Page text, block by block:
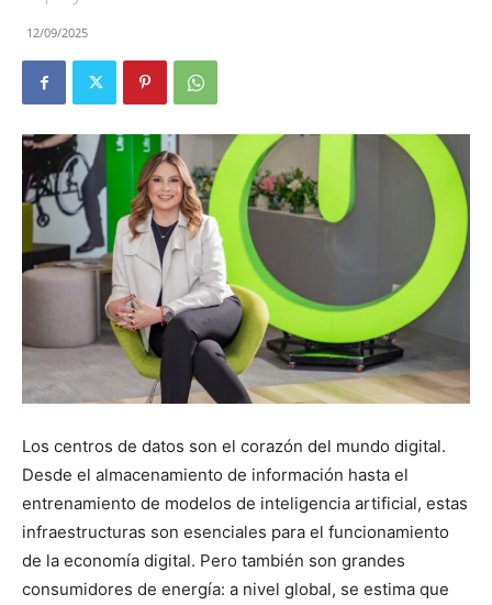
12/09/2025
Los centros de datos son el corazón del mundo digital.
Desde el almacenamiento de información hasta el
entrenamiento de modelos de inteligencia artificial, estas
infraestructuras son esenciales para el funcionamiento
de la economía digital. Pero también son grandes
consumidores de energía: a nivel global, se estima que